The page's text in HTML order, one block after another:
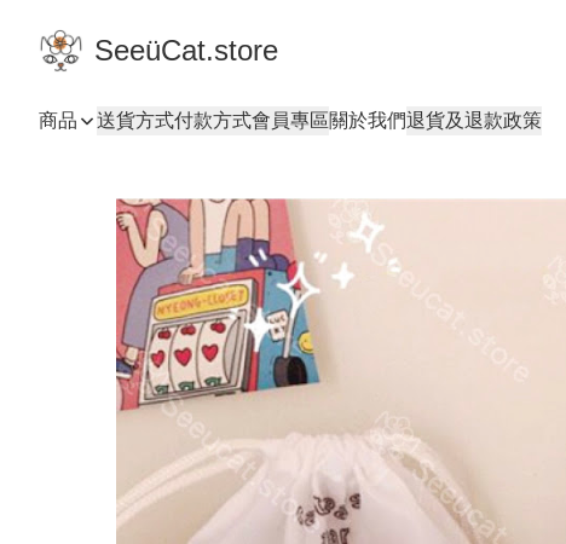
SeeüCat.store
商品 送貨方式付款方式會員專區關於我們退貨及退款政策